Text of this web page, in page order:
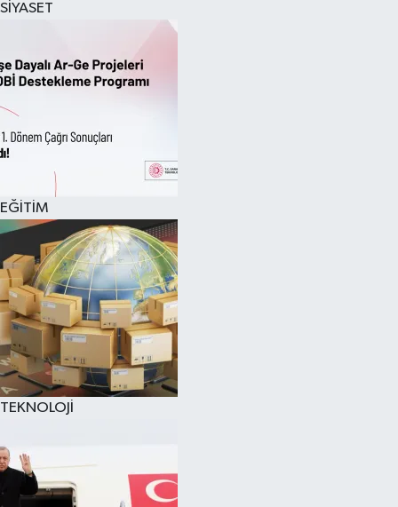
SİYASET
EĞİTİM
TEKNOLOJİ